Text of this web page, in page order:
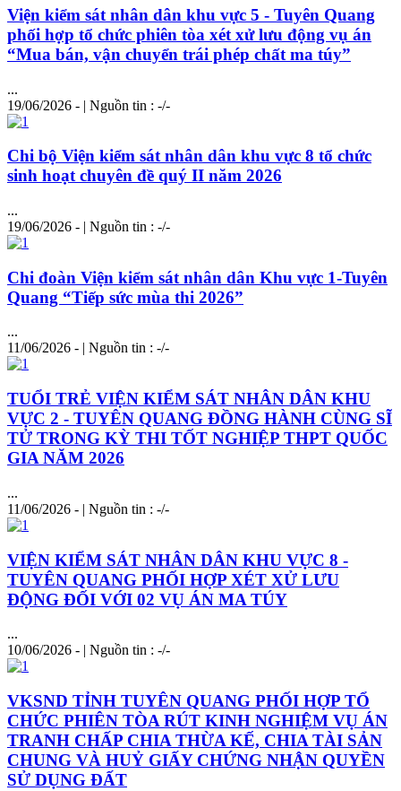
Viện kiểm sát nhân dân khu vực 5 - Tuyên Quang
phối hợp tổ chức phiên tòa xét xử lưu động vụ án
“Mua bán, vận chuyển trái phép chất ma túy”
...
19/06/2026 - | Nguồn tin : -/-
Chi bộ Viện kiểm sát nhân dân khu vực 8 tổ chức
sinh hoạt chuyên đề quý II năm 2026
...
19/06/2026 - | Nguồn tin : -/-
Chi đoàn Viện kiểm sát nhân dân Khu vực 1-Tuyên
Quang “Tiếp sức mùa thi 2026”
...
11/06/2026 - | Nguồn tin : -/-
TUỔI TRẺ VIỆN KIỂM SÁT NHÂN DÂN KHU
VỰC 2 - TUYÊN QUANG ĐỒNG HÀNH CÙNG SĨ
TỬ TRONG KỲ THI TỐT NGHIỆP THPT QUỐC
GIA NĂM 2026
...
11/06/2026 - | Nguồn tin : -/-
VIỆN KIỂM SÁT NHÂN DÂN KHU VỰC 8 -
TUYÊN QUANG PHỐI HỢP XÉT XỬ LƯU
ĐỘNG ĐỐI VỚI 02 VỤ ÁN MA TÚY
...
10/06/2026 - | Nguồn tin : -/-
VKSND TỈNH TUYÊN QUANG PHỐI HỢP TỔ
CHỨC PHIÊN TÒA RÚT KINH NGHIỆM VỤ ÁN
TRANH CHẤP CHIA THỪA KẾ, CHIA TÀI SẢN
CHUNG VÀ HUỶ GIẤY CHỨNG NHẬN QUYỀN
SỬ DỤNG ĐẤT